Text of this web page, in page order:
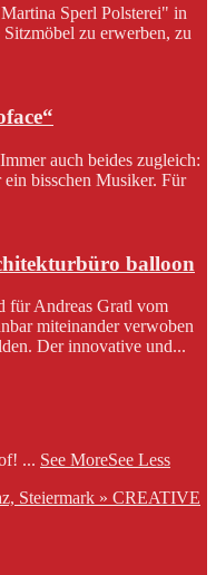
Sperl Polsterei" in
zu erwerben, zu
auch beides zugleich:
bisschen Musiker. Für
balloon
für Andreas Gratl vom
miteinander verwoben
Der innovative und...
... See MoreSee Less
Steiermark » CREATIVE